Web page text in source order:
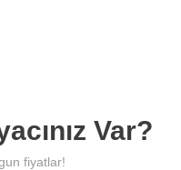
Var?
fiyatlar!